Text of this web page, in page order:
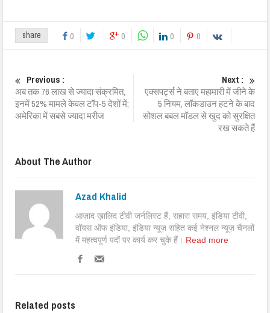
share 0 0 0 0
Previous :
अब तक 76 लाख से ज्यादा संक्रमित,
इनमें 52% मामले केवल टॉप-5 देशों में;
अमेरिका में सबसे ज्यादा मरीज
Next :
एक्सपर्ट्स ने बताए महामारी में जीने के
5 नियम, लॉकडाउन हटने के बाद
सोशल बबल मॉडल से खुद को सुरक्षित
रख सकते हैं
About The Author
Azad Khalid
आज़ाद ख़ालिद टीवी जर्नलिस्ट हैं, सहारा समय, इंडिया टीवी,
वॉयस ऑफ इंडिया, इंडिया न्यूज़ सहित कई नेश्नल न्यूज़ चैनलों
में महत्वपूर्ण पदों पर कार्य कर चुके हैं। Read more
Related posts